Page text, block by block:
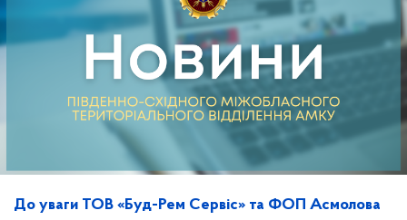
До уваги ТОВ «Буд-Рем Сервіс» та ФОП Асмолова